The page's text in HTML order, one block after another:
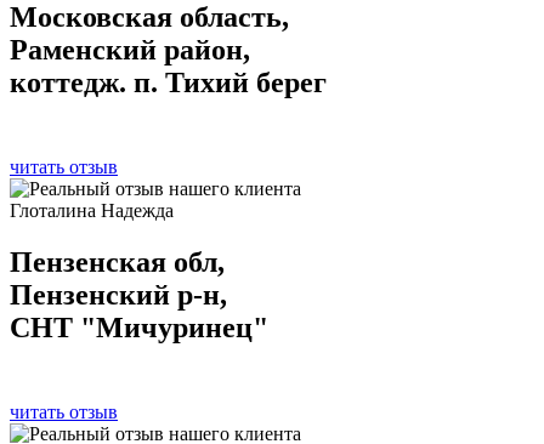
Московская область,
Раменский район,
коттедж. п. Тихий берег
читать отзыв
Глоталина Надежда
Пензенская обл,
Пензенский р-н,
СНТ "Мичуринец"
читать отзыв